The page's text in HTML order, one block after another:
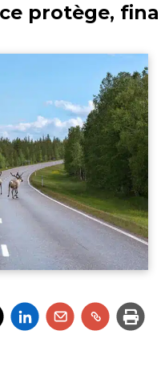
protège,
Partager
l'article
Partager
l'article
Partager
l'article